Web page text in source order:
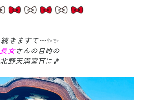
続きますて〜✨✨
長女さんの目的の
北野天満宮⛩に🎵